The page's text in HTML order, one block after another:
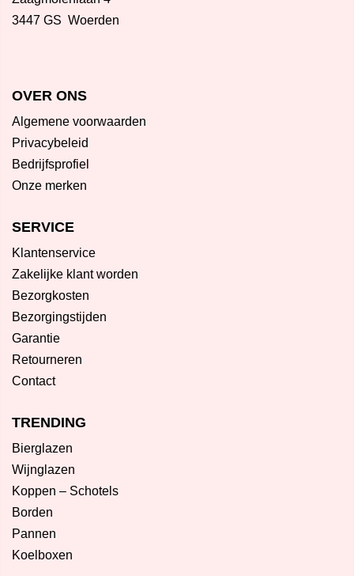
3447 GS Woerden
OVER ONS
Algemene voorwaarden
Privacybeleid
Bedrijfsprofiel
Onze merken
SERVICE
Klantenservice
Zakelijke klant worden
Bezorgkosten
Bezorgingstijden
Garantie
Retourneren
Contact
TRENDING
Bierglazen
Wijnglazen
Koppen – Schotels
Borden
Pannen
Koelboxen